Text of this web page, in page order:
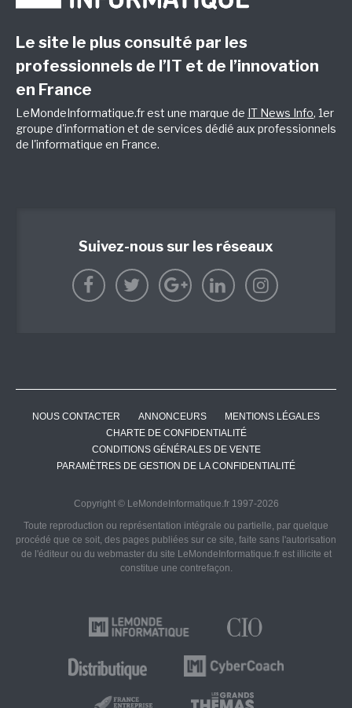
Le site le plus consulté par les
professionnels de l’IT et de l’innovation
en France
LeMondeInformatique.fr est une marque de IT News Info, 1er
groupe d'information et de services dédié aux professionnels
de l'informatique en France.
Suivez-nous sur les réseaux
NOUS CONTACTER ANNONCEURS
MENTIONS LÉGALES
CHARTE DE CONFIDENTIALITÉ
CONDITIONS GÉNÉRALES DE VENTE
PARAMÈTRES DE GESTION DE LA CONFIDENTIALITÉ
Copyright © LeMondeInformatique.fr 1997-2026
Toute reproduction ou représentation intégrale ou partielle, par quelque
procédé que ce soit, des pages publiées sur ce site, faite sans l'autorisation
de l'éditeur ou du webmaster du site LeMondeInformatique.fr est illicite et
constitue une contrefaçon.